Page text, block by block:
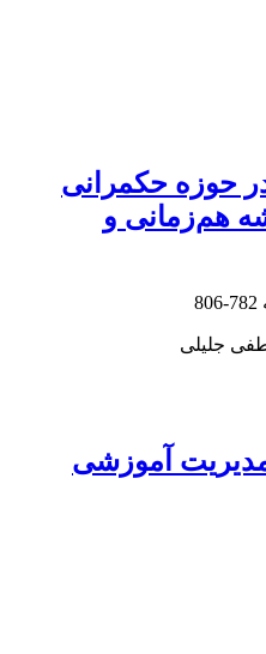
حوزه حکمرانی
هم‌زمانی و
782-806
جلیلی
آموزشی